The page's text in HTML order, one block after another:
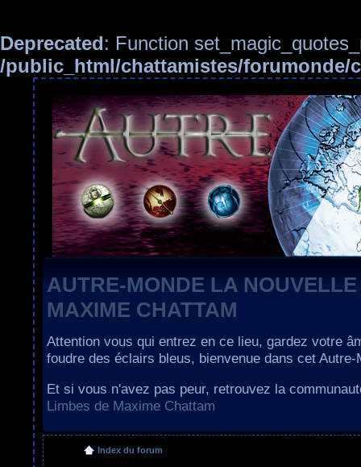
Deprecated: Function
/public_html/chattamistes/forumonde/
AUTRE-MONDE LA
MAXIME CHATTAM
Attention vous qui entrez en ce lieu, gardez votre
foudre des éclairs bleus, bienvenue dans cet Autre-
Et si vous n'avez pas peur, retrouvez la
Limbes de Maxime Chattam
Index du forum